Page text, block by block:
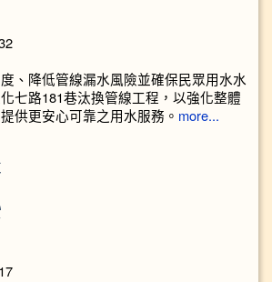
、降低管線漏水風險並確保民眾用水水
七路181巷汰換管線工程，以強化整體
供更安心可靠之用水服務。 more...